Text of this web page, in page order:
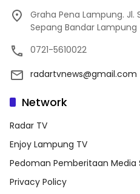
Graha Pena Lampung. Jl.
Sepang Bandar Lampung
0721-5610022
radartvnews@gmail.com
Network
Radar TV
Enjoy Lampung TV
Pedoman Pemberitaan Media
Privacy Policy